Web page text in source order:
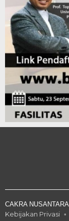
CAKRA NUSANTARA
Kebijakan Privasi